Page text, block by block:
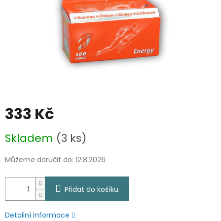
333 Kč
cena:
Skladem (3 ks)
Můžeme doručit do: 12.8.2026
Přidat do košíku
Detailní informace